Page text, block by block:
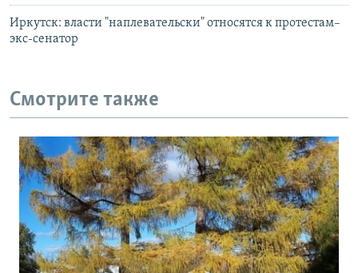
Иркутск: власти "наплевательски" относятся к протестам–
экс-сенатор
Смотрите также